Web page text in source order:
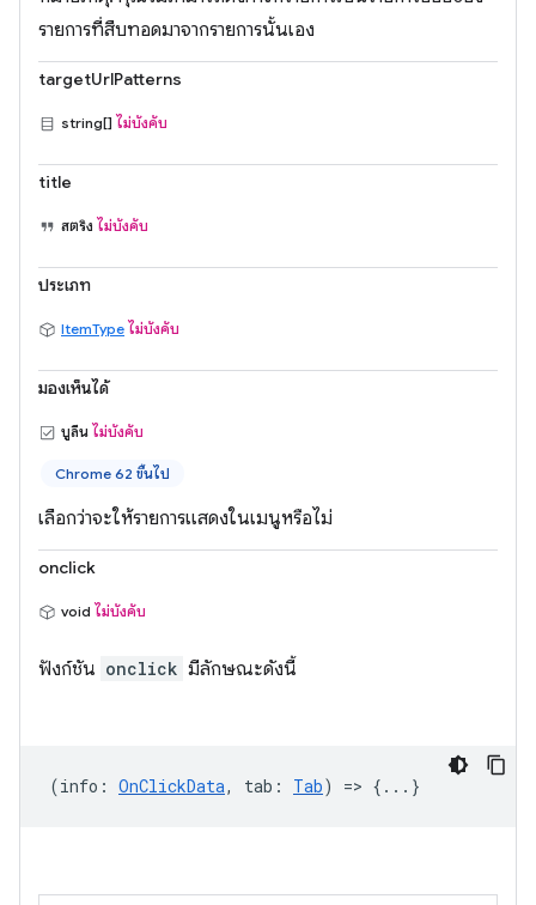
รายการที่สืบทอดมาจากรายการนั้นเอง
targetUrlPatterns
string[] ไม่บังคับ
title
สตริง ไม่บังคับ
ประเภท
ItemType ไม่บังคับ
มองเห็นได้
บูลีน ไม่บังคับ
Chrome 62 ขึ้นไป
เลือกว่าจะให้รายการแสดงในเมนูหรือไม่
onclick
void ไม่บังคับ
ฟังก์ชัน onclick มีลักษณะดังนี้
(info : OnClickData, tab : Tab) => {...}